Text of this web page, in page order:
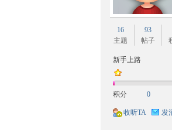
16
主题
93
帖子
新手上路
积分 0
收听TA 发